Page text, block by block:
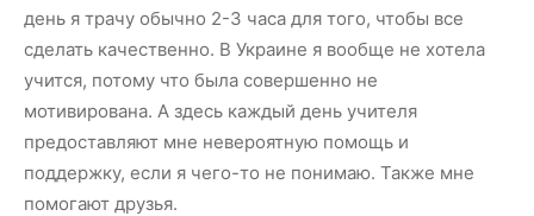
день я трачу обычно 2-3 часа для того, чтобы все
сделать качественно. В Украине я вообще не хотела
учится, потому что была совершенно не
мотивирована. А здесь каждый день учителя
предоставляют мне невероятную помощь и
поддержку, если я чего-то не понимаю. Также мне
помогают друзья.